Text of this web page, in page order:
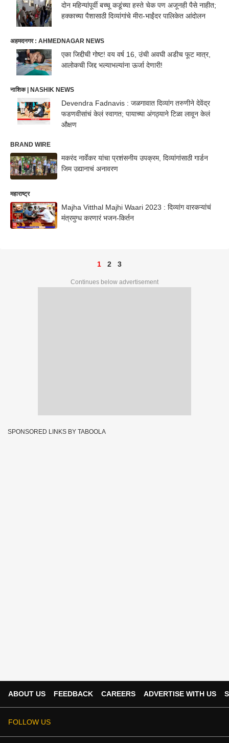
दोन महिन्यांपूर्वी बच्चू कडूंच्या हस्ते चेक पण अजूनही पैसे नाहीत;
हक्काच्या पैशासाठी दिव्यांगांचे मीरा-भाईंदर पालिकेत आंदोलन
अहमदनगर : AHMEDNAGAR NEWS
एका जिद्दीची गोष्ट! वय वर्ष 16, उंची अवघी अडीच फूट मात्र,
आलोकची जिद्द भल्याभल्यांना ऊर्जा देणारी!
नाशिक | NASHIK NEWS
Devendra Fadnavis : जळगावात दिव्यांग तरुणीने देवेंद्र
फडणवीसांचं केलं स्वागत; पायाच्या अंगठ्याने टिळा लावून केलं
औक्षण
BRAND WIRE
मकरंद नार्वेकर यांचा प्रशंसनीय उपक्रम, दिव्यांगांसाठी गार्डन
जिम उद्यानाचं अनावरण
महाराष्ट्र
Majha Vitthal Majhi Waari 2023 : दिव्यांग वारकऱ्यांचं
मंत्रमुग्ध करणारं भजन-किर्तन
1 2 3
Continues below advertisement
SPONSORED LINKS BY TABOOLA
ABOUT US FEEDBACK CAREERS ADVERTISE WITH US
FOLLOW US